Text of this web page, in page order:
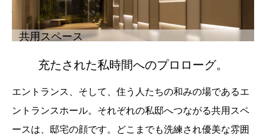
共用スペース
充たされた私時間へのプロローグ。
エントランス、そして、住う人たちの和みの場であるエ
ントランスホール。それぞれの私邸へつながる共用スペ
ースは、邸宅の顔です。どこまでも洗練され優美な雰囲